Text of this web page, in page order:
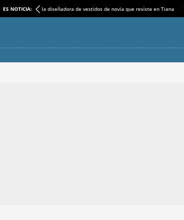
ES NOTICIA: la diseñadora de vestidos de novia que resiste en Tiana